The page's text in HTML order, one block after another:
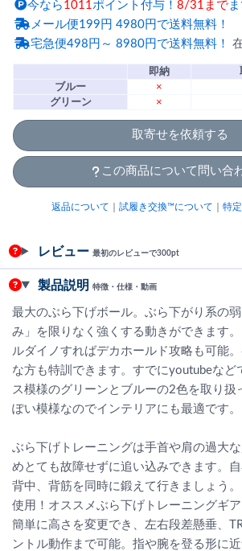
今なら 1011 ポイント付与！ 8/31まで
メール便199円 4980円で送料無料！
宅急便498円～ 8980円で送料無料！
即納
ブルー
×
グリーン
×
取寄せを依頼する
この商品について問い合
返品について 試履き交換™について 特
レビュー 最初のレビューで300pt
製品説明 特徴・仕様・動画
最大のぶら下げボール。ぶら下がり系の
み」を限りなく強くする動きができます
ルダイノすればデカホールド攻略も可能
な方も特訓できます。すでにyoutubeなど
ス模様のグリーンとブルーの2色を取り扱
ぽい模様なのでインテリアにも最適です。
ぶら下げトレーニングは手首や肩の過大
めとても故障せずに追い込みできます。自
背中、背筋を同時に鍛えて行きましょう
使用！オススメぶら下げトレーニングギア
簡単に高さを変更でき、左右段差懸垂、
ントル動作まで可能。指や腕を登る形に